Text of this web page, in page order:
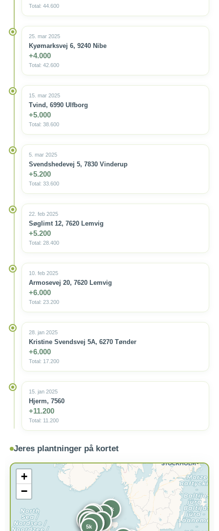
Total: 44.600
25. mar 2025
Kyømarksvej 6, 9240 Nibe
+4.000
Total: 42.600
15. mar 2025
Tvind, 6990 Ulfborg
+5.000
Total: 38.600
5. mar 2025
Svendshedevej 5, 7830 Vinderup
+5.200
Total: 33.600
22. feb 2025
Søglimt 12, 7620 Lemvig
+5.200
Total: 28.400
10. feb 2025
Armosevej 20, 7620 Lemvig
+6.000
Total: 23.200
28. jan 2025
Kristine Svendsvej 5A, 6270 Tønder
+6.000
Total: 17.200
15. jan 2025
Hjerm, 7560
+11.200
Total: 11.200
Jeres plantninger på kortet
6k
7k
8k
8k
12k1k2k
4k
5k
5k
5k
6k11k
+
−